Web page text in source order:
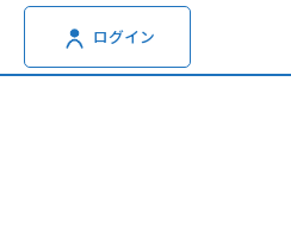
ログイン